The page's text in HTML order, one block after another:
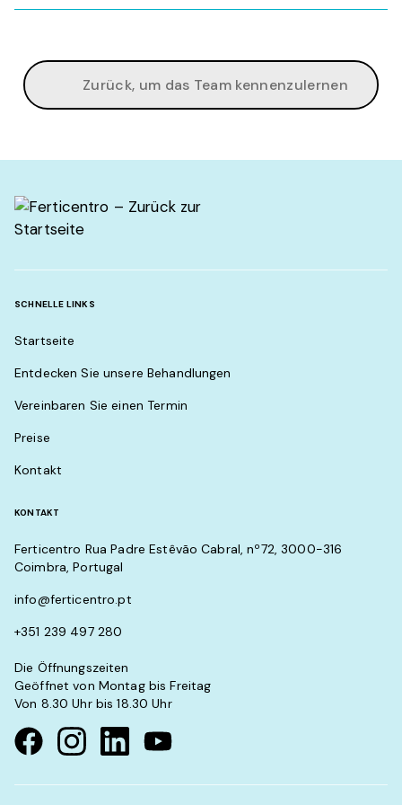
Zurück, um das Team kennenzulernen
SCHNELLE LINKS
Startseite
Entdecken Sie unsere Behandlungen
Vereinbaren Sie einen Termin
Preise
Kontakt
KONTAKT
Ferticentro Rua Padre Estêvão Cabral, nº72, 3000-316
Coimbra, Portugal
info@ferticentro.pt
+351 239 497 280
Die Öffnungszeiten
Geöffnet von Montag bis Freitag
Von 8.30 Uhr bis 18.30 Uhr
Visit our Facebook page
Visit our instagram page
Visit our linkedin page
Visit our youtube page